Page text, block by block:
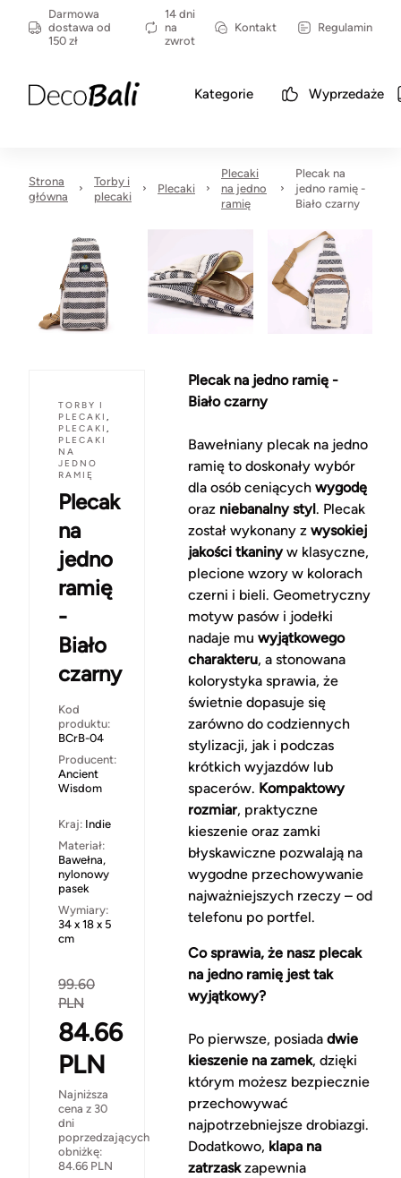
Darmowa
dostawa od
150 zł
14 dni
na
zwrot
Kontakt Regulamin
Kategorie Wyprzedaże
Strona
główna
Torby i
plecaki
Plecaki
Plecaki
na jedno
ramię
Plecak na
jedno ramię -
Biało czarny
TORBY I
PLECAKI ,
PLECAKI ,
PLECAKI
NA
JEDNO
RAMIĘ
Plecak
na
jedno
ramię
-
Biało
czarny
Kod
produktu:
BCrB-04
Producent:
Ancient
Wisdom
Kraj: Indie
Materiał:
Bawełna,
nylonowy
pasek
Wymiary:
34 x 18 x 5
cm
99.60
PLN
84.66
PLN
Najniższa
cena z 30
dni
poprzedzających
obniżkę:
84.66 PLN
Plecak na jedno ramię -
Biało czarny
Bawełniany plecak na jedno
ramię to doskonały wybór
dla osób ceniących wygodę
oraz niebanalny styl. Plecak
został wykonany z wysokiej
jakości tkaninyw klasyczne,
plecione wzory w kolorach
czerni i bieli. Geometryczny
motyw pasów i jodełki
nadaje mu wyjątkowego
charakteru, a stonowana
kolorystyka sprawia, że
świetnie dopasuje się
zarówno do codziennych
stylizacji, jak i podczas
krótkich wyjazdów lub
spacerów. Kompaktowy
rozmiar, praktyczne
kieszenie oraz zamki
błyskawiczne pozwalają na
wygodne przechowywanie
najważniejszych rzeczy – od
telefonu po portfel.
Co sprawia, że nasz plecak
na jedno ramię jest tak
wyjątkowy?
Po pierwsze, posiada dwie
kieszenie na zamek, dzięki
którym możesz bezpiecznie
przechowywać
najpotrzebniejsze drobiazgi.
Dodatkowo, klapa na
zatrzaskzapewnia